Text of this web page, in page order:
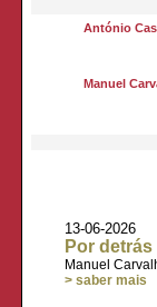
António
Manuel
13-06-2026
Por detrás
Manuel
> saber mais